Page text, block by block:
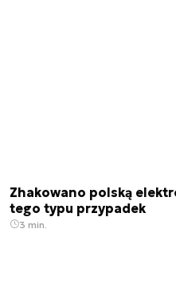
Zhakowano polską
tego typu przypadek
3 min.